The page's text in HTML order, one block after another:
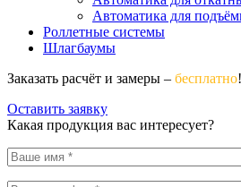
Автоматика для
Роллетные системы
Шлагбаумы
Заказать расчёт и замеры – бесплатно!
Оставить заявку
Какая продукция вас интересует?